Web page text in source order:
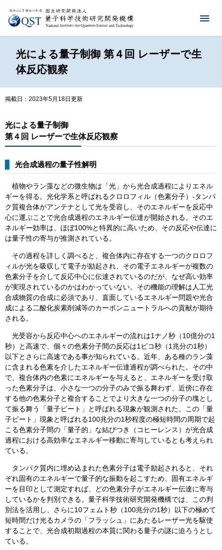
光による量子制御 第４回 レーザーで生
体反応観察
掲載日：2023年5月18日更新
光による量子制御
第４回 レーザーで生体反応観察
光合成過程の量子性解明
植物やラン藻などの微生物は「光」から光合成過程によりエネル
ギーを得る。光化学系と呼ばれるクロロフィル（色素分子）-タンパ
ク質複合体がアンテナとして光を受容し、そのエネルギーを反応中
心に運ぶことで光合成過程のエネルギー伝達が開始される。そのエ
ネルギー効率は、ほぼ100%と特異的に高いため、その反応や伝達に
は量子性の寄与が推測されている。
その過程を詳しく調べると、複合体内に存在する一つのクロロフ
ィルが光を吸収して電子が励起され、その電子エネルギーが複数の
色素分子を介して反応中心に伝達されているのだが、なぜ高い効率
が実現されているのかはわかっていない。その機能の理解は人工光
合成物質の合成に必須であり、直面しているエネルギー問題や光合
成による二酸化炭素削減等のカーボンニュートラルへの貢献が期待
される。
光受容から反応中心へのエネルギーの流れは1ナノ秒（10億分の1
秒）と高速で、個々の色素分子間の反応は1ピコ秒（1兆分の1秒）
以下とさらに高速である事が知られている。近年、ある種のラン藻
に含まれる色素を介したエネルギー伝達過程が調べられた。その中
で、複合体内の色素にエネルギーを与えると、エネルギーを受け取
った色素分子は、小さな一つの分子のみで振る舞わず、近傍に存在
する他の色素分子と複合することでより大きな一つの分子の塊とし
て振る舞う「量子ビート」と呼ばれる現象が観測された。この「量
子ビート」現象と呼ばれる100兆分の1秒程度の極短時間の周期で起
こる色素分子間の「量子的」な結びつき（コヒーレンス）が光合成
過程における高効率なエネルギー移動に寄与しているとも考えられ
ている。
タンパク質内に埋め込まれた色素分子は電子励起されると、それ
ぞれ固有のエネルギーで量子的な振動を起こすため、固有エネルギ
ーを目印として測定すれば、どの色素分子がエネルギー伝達に寄与
しているかを判別できる。量子科学技術研究開発機構では、この判
別法を活用し、さらに10フェムト秒（100兆分の1秒）以下の極めて
短時間だけ光るカメラの「フラッシュ」にあたるレーザー光を駆使
することで、光合成初期過程の本質に関わる量子の謎に迫ろうとし
ている。